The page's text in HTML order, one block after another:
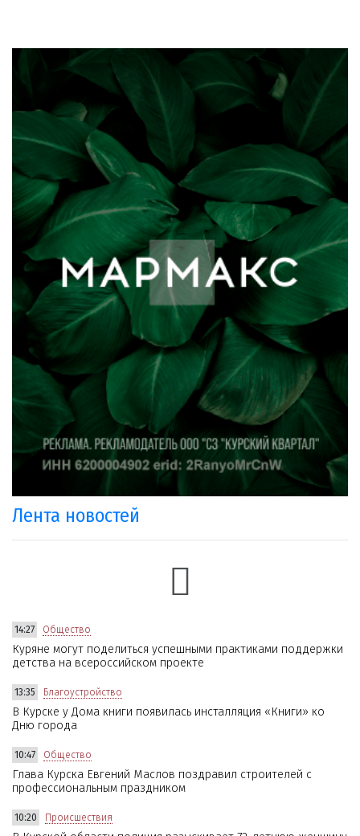
Лента новостей
14:27 Общество
Куряне могут поделиться успешными практиками поддержки
детства на всероссийском проекте
13:35 Благоустройство
В Курске у Дома книги появилась инсталляция «Книги» ко
Дню города
10:47 Общество
Глава Курска Евгений Маслов поздравил строителей с
профессиональным праздником
10:20 Происшествия